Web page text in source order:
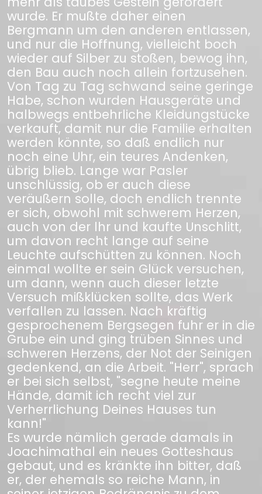
wurde. Er mußte daher einen
Bergmann um den anderen entlassen,
und nur die Hoffnung, vielleicht boch
wieder auf Silber zu stoßen, bewog ihn,
den Bau auch noch allein fortzusehen.
Von Tag zu Tag schwand seine geringe
Habe, schon wurden Hausgeräte und
halbwegs entbehrliche Kleidungstücke
verkauft, damit nur die Familie erhalten
werden könnte, so daß endlich nur
noch eine Uhr, ein teures Andenken,
übrig blieb. Lange war Pasler
unschlüssig, ob er auch diese
veräußern solle, doch endlich trennte
er sich, obwohl mit schwerem Herzen,
auch von der lhr und kaufte Unschlitt,
um davon recht lange auf seine
Leuchte aufschütten zu können. Noch
einmal wollte er sein Glück versuchen,
um dann, wenn auch dieser letzte
Versuch mißklücken sollte, das Werk
verfallen zu lassen. Nach kräftig
gesprochenem Bergsegen fuhr er in die
Grube ein und ging trüben Sinnes und
schweren Herzens, der Not der Seinigen
gedenkend, an die Arbeit. "Herr", sprach
er bei sich selbst, "segne heute meine
Hände, damit ich recht viel zur
Verherrlichung Deines Hauses tun
kann!"
Es wurde nämlich gerade damals in
Joachimathal ein neues Gotteshaus
gebaut, und es kränkte ihn bitter, daß
er, der ehemals so reiche Mann, in